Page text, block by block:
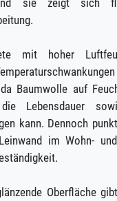
mit hoher
Baumwolle auf
Lebensdauer
kann. Dennoch
im Wohn-
Oberfläche